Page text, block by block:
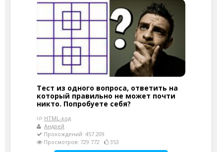
Тест из одного вопроса, ответить на
который правильно не может почти
никто. Попробуете себя?
HTML-код
Андрей
Прохождений: 457 209
Просмотров: 729 772
353